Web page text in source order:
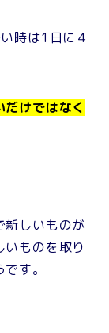
時は1日に４
けではなく
新しいものが
ものを取り
す。